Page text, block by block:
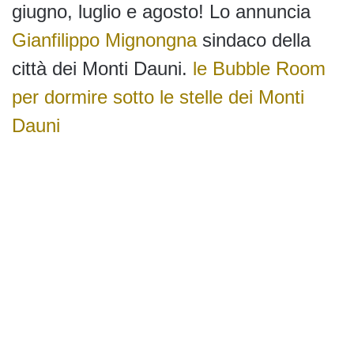
giugno, luglio e agosto! Lo annuncia
Gianfilippo Mignongnasindaco della
città dei Monti Dauni. le Bubble Room
per dormire sotto le stelle dei Monti
Dauni